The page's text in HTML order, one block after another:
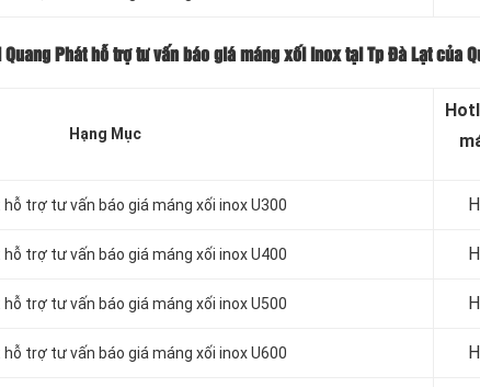
Phát hỗ trợ tư vấn báo giá máng xối inox tại Tp Đà Lạt của
Hạng Mục
trợ tư vấn báo giá máng xối inox U300
trợ tư vấn báo giá máng xối inox U400
trợ tư vấn báo giá máng xối inox U500
trợ tư vấn báo giá máng xối inox U600